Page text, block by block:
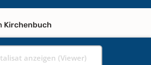
Kirchenbuch
anzeigen (Viewer)